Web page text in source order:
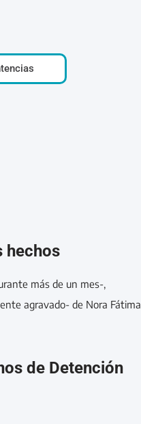
hechos
más de un mes-,
agravado- de Nora Fátima
de Detención